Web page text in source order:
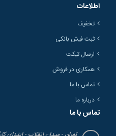
اطلاعات
تخفیف
ثبت فیش بانکی
ارسال تیکت
همکاری در فروش
تماس با ما
درباره ما
تماس با ما